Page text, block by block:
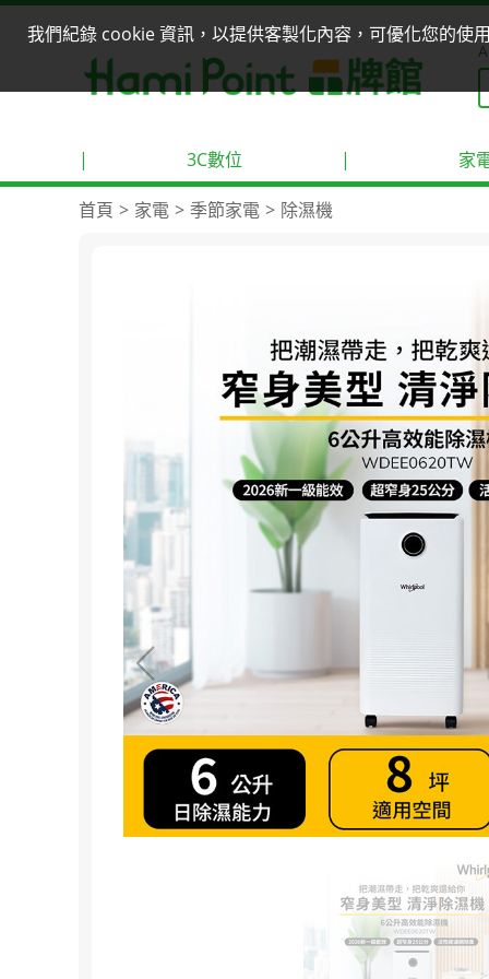
我們紀錄 cookie 資訊，以提供客製化內容，可優化您的使
| 3C數位 | 家
首頁 家電 季節家電 除濕機